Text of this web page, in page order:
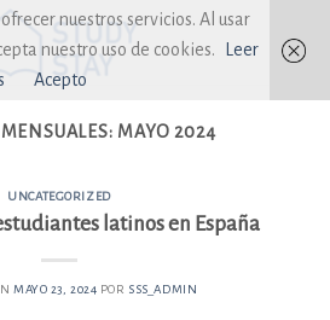
MAYO 2024
UNCATEGORIZED
latinos en España
MAYO 23, 2024 POR SSS_ADMIN
ofrecer nuestros servicios. Al usar
nuestro uso de cookies.
Leer
Acepto